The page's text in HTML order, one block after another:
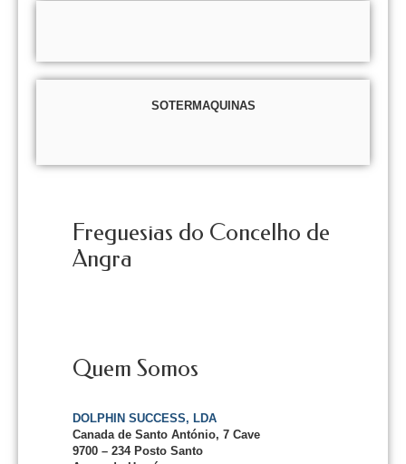
SOTERMAQUINAS
Freguesias do Concelho de
Angra
Quem Somos
DOLPHIN SUCCESS, LDA
Canada de Santo António, 7 Cave
9700 – 234 Posto Santo